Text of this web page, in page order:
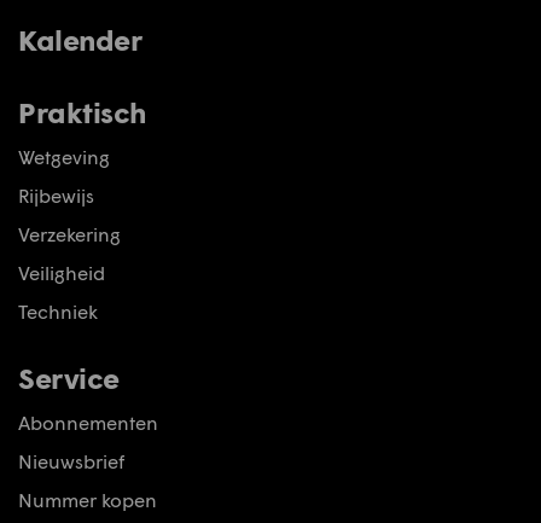
Kalender
Praktisch
Wetgeving
Rijbewijs
Verzekering
Veiligheid
Techniek
Service
Abonnementen
Nieuwsbrief
Nummer kopen